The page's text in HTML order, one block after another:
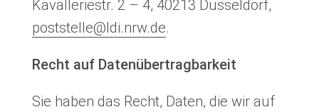
Kavalleriestr. 2 – 4, 40213 Düsseldorf,
poststelle@ldi.nrw.de.
Recht auf Datenübertragbarkeit
Sie haben das Recht, Daten, die wir auf